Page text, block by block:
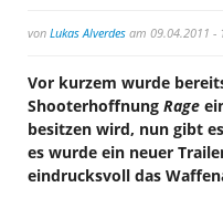
von Lukas Alverdes am 09.04.2011 -
Vor kurzem wurde
Shooterhoffnung Rage
besitzen wird, nun gibt
es wurde ein neuer
eindrucksvoll das